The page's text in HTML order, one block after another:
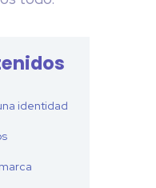
identidad